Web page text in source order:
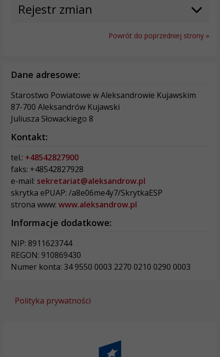
Rejestr zmian
Powrót do poprzedniej strony »
Dane adresowe:
Starostwo Powiatowe w Aleksandrowie Kujawskim
87-700 Aleksandrów Kujawski
Juliusza Słowackiego 8
Kontakt:
tel.: +48542827900
faks: +48542827928
e-mail: sekretariat@aleksandrow.pl
skrytka ePUAP: /a8e06me4y7/SkrytkaESP
strona www: www.aleksandrow.pl
Informacje dodatkowe:
NIP: 8911623744
REGON: 910869430
Numer konta: 34 9550 0003 2270 0210 0290 0003
Polityka prywatności